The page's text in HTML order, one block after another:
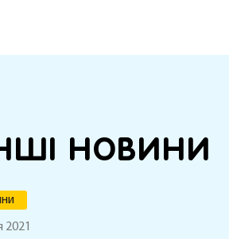
НОВИНИ
2021